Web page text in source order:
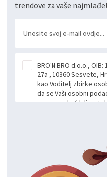
trendove za vaše najmlađe!
BRO'N BRO d.o.o.,
27a , 10360 Sesvete,
kao Voditelj zbirke
da se Vaši osobni
www.mae.hr (dalje u
obrađeni.
slobodno i izričito
obradu Vaših osobnih
putem ovih web
komunikacije na Vaš
Radi se o
Izjavu niste dužni